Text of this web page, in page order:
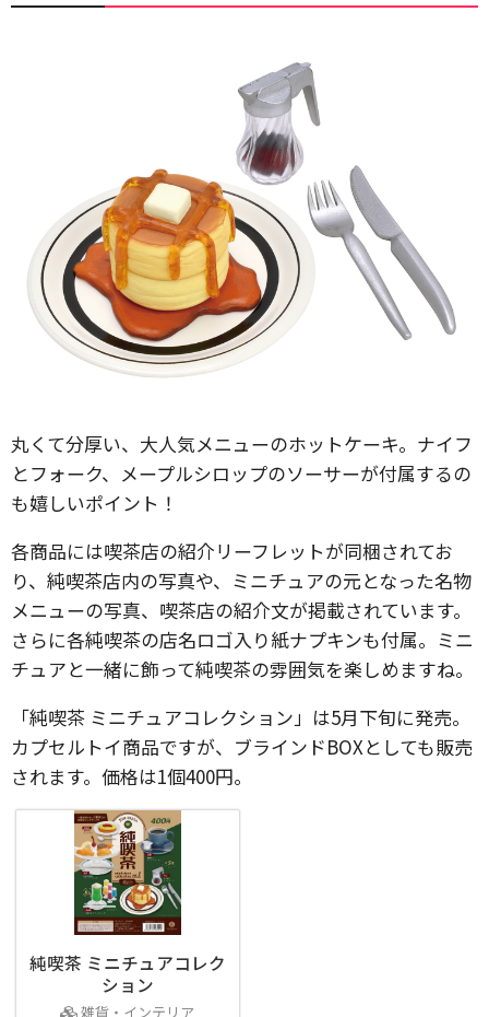
丸くて分厚い、大人気メニューのホットケーキ。ナイフ
とフォーク、メープルシロップのソーサーが付属するの
も嬉しいポイント！
各商品には喫茶店の紹介リーフレットが同梱されてお
り、純喫茶店内の写真や、ミニチュアの元となった名物
メニューの写真、喫茶店の紹介文が掲載されています。
さらに各純喫茶の店名ロゴ入り紙ナプキンも付属。ミニ
チュアと一緒に飾って純喫茶の雰囲気を楽しめますね。
「純喫茶 ミニチュアコレクション」は5月下旬に発売。
カプセルトイ商品ですが、ブラインドBOXとしても販売
されます。価格は1個400円。
純喫茶 ミニチュアコレク
ション
雑貨・インテリア